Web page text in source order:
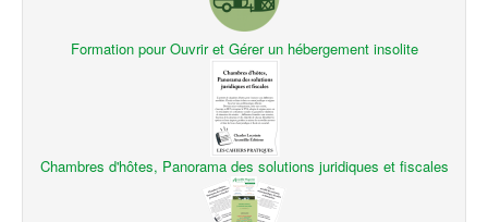
Formation pour Ouvrir et Gérer un hébergement insolite
Chambres d'hôtes, Panorama des solutions juridiques et fiscales